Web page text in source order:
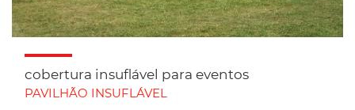
cobertura insuflável para eventos
PAVILHÃO INSUFLÁVEL